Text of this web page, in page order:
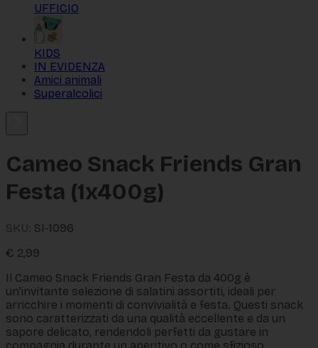
UFFICIO
KIDS
IN EVIDENZA
Amici animali
Superalcolici
Cameo Snack Friends Gran
Festa (1x400g)
SKU: SI-1096
€ 2,99
Il Cameo Snack Friends Gran Festa da 400g è
un'invitante selezione di salatini assortiti, ideali per
arricchire i momenti di convivialità e festa. Questi snack
sono caratterizzati da una qualità eccellente e da un
sapore delicato, rendendoli perfetti da gustare in